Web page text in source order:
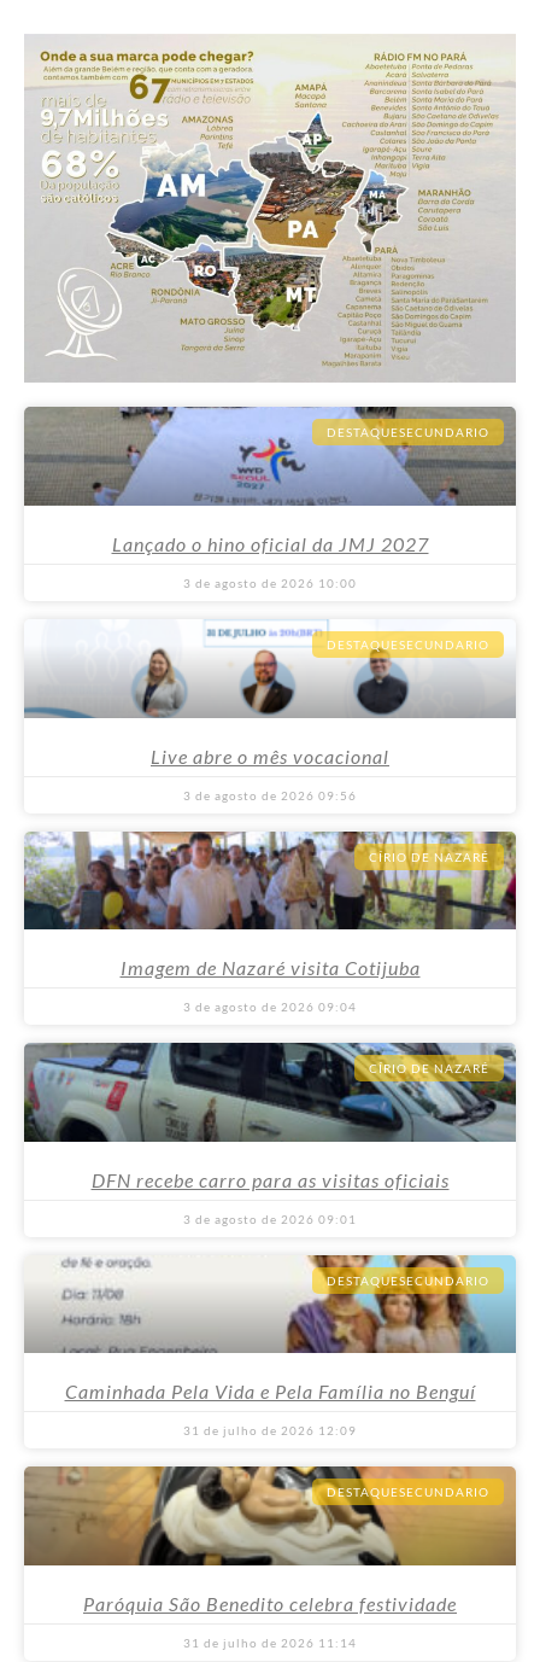
DESTAQUESECUNDARIO
Lançado o hino oficial da JMJ 2027
3 de agosto de 2026 10:00
DESTAQUESECUNDARIO
Live abre o mês vocacional
3 de agosto de 2026 09:56
CÍRIO DE NAZARÉ
Imagem de Nazaré visita Cotijuba
3 de agosto de 2026 09:04
CÍRIO DE NAZARÉ
DFN recebe carro para as visitas oficiais
3 de agosto de 2026 09:01
DESTAQUESECUNDARIO
Caminhada Pela Vida e Pela Família no Benguí
31 de julho de 2026 12:09
DESTAQUESECUNDARIO
Paróquia São Benedito celebra festividade
31 de julho de 2026 11:14